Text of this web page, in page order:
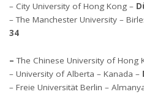
– City University of Hong Kong –
– The Manchester University –
34
–The Chinese University of Hong
– University of Alberta – Kanada –
– Freie Universität Berlin –